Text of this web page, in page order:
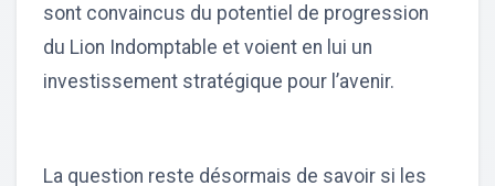
sont convaincus du potentiel de progression
du Lion Indomptable et voient en lui un
investissement stratégique pour l’avenir.
La question reste désormais de savoir si les